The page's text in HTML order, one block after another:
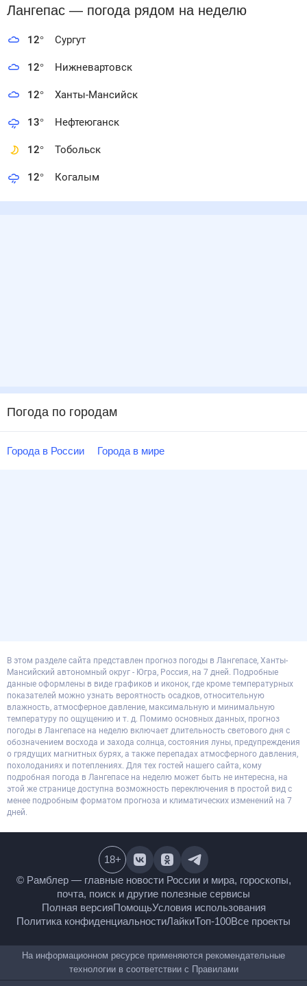
Лангепас — погода рядомна неделю
12° Сургут
12° Нижневартовск
12° Ханты-Мансийск
13° Нефтеюганск
12° Тобольск
12° Когалым
Погода по городам
Города в России Города в мире
В этом разделе сайта представлен прогноз погоды в Лангепасе, Ханты-
Мансийский автономный округ - Югра, Россия, на 7 дней. Подробные
данные оформлены в виде графиков и иконок, где кроме температурных
показателей можно узнать вероятность осадков, относительную
влажность, атмосферное давление, максимальную и минимальную
температуру по ощущению и т. д. Помимо основных данных, прогноз
погоды в Лангепасе на неделю включает длительность светового дня с
обозначением восхода и захода солнца, состояния луны, предупреждения
о грядущих магнитных бурях, а также перепадах атмосферного давления,
похолоданиях и потеплениях. Для тех гостей нашего сайта, кому
подробная погода в Лангепасе на неделю может быть не интересна, на
этой же странице доступна возможность переключения в простой вид с
менее подробным форматом прогноза и климатических изменений на 7
дней.
© Рамблер — главные новости России и мира,
гороскопы, почта, поиск и другие полезные сервисы
Полная версияПомощьУсловия использования
Политика конфиденциальностиЛайкиТоп-100
18+
На информационном ресурсе применяются
рекомендательные технологии в соответствии сПравилами